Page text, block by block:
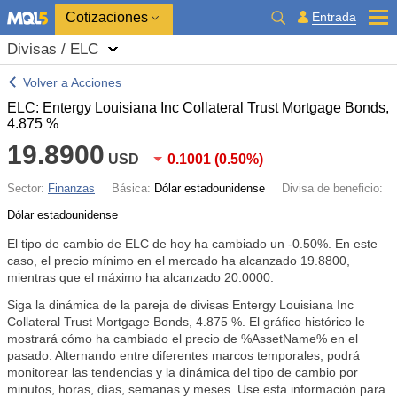
Cotizaciones Entrada
Divisas / ELC
Volver a Acciones
ELC: Entergy Louisiana Inc Collateral Trust Mortgage Bonds,
4.875 %
19.8900 USD 0.1001 (0.50%)
Sector: Finanzas Básica: Dólar estadounidense
Divisa de beneficio:
Dólar estadounidense
El tipo de cambio de ELC de hoy ha cambiado un -0.50% . En este
caso, el precio mínimo en el mercado ha alcanzado 19.8800,
mientras que el máximo ha alcanzado 20.0000.
Siga la dinámica de la pareja de divisas Entergy Louisiana Inc
Collateral Trust Mortgage Bonds, 4.875 %. El gráfico histórico le
mostrará cómo ha cambiado el precio de %AssetName% en el
pasado. Alternando entre diferentes marcos temporales, podrá
monitorear las tendencias y la dinámica del tipo de cambio por
minutos, horas, días, semanas y meses. Use esta información para